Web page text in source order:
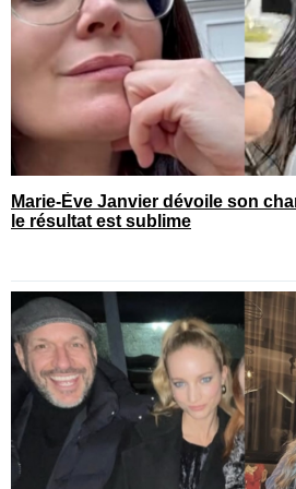
Marie-Ève Janvier dévoile son
le résultat est sublime